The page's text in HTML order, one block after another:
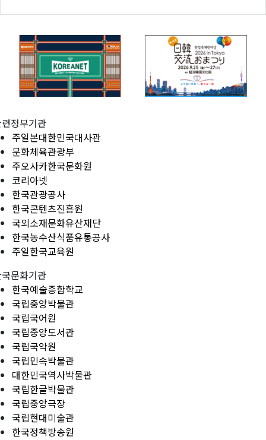
정부기관
주일본대한민국대사관
문화체육관광부
주오사카한국문화원
코리아넷
한국관광공사
한국콘텐츠진흥원
국외소재문화유산재단
한국농수산식품유통공사
주일한국교육원
문화기관
한국예술종합학교
국립중앙박물관
국립국어원
국립중앙도서관
국립국악원
국립민속박물관
대한민국역사박물관
국립한글박물관
국립중앙극장
국립현대미술관
한국정책방송원